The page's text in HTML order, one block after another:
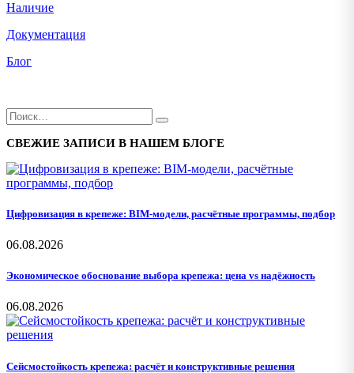
Наличие
Документация
Блог
СВЕЖИЕ ЗАПИСИ В НАШЕМ БЛОГЕ
Цифровизация в крепеже: BIM-модели, расчётные программы, подбор
06.08.2026
Экономическое обоснование выбора крепежа: цена vs надёжность
06.08.2026
Сейсмостойкость крепежа: расчёт и конструктивные решения